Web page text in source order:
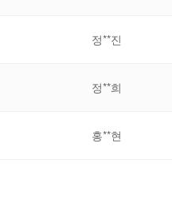
정**진
정**희
홍**현